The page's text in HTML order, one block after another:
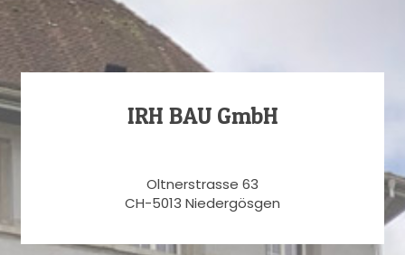
IRH BAU GmbH
Oltnerstrasse 63
CH-5013 Niedergösgen